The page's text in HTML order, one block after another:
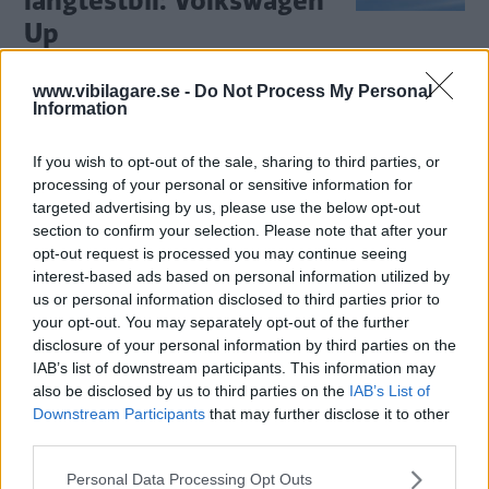
www.vibilagare.se - Do Not Process My Personal
Information
If you wish to opt-out of the sale, sharing to third parties, or
processing of your personal or sensitive information for
targeted advertising by us, please use the below opt-out
section to confirm your selection. Please note that after your
opt-out request is processed you may continue seeing
interest-based ads based on personal information utilized by
us or personal information disclosed to third parties prior to
your opt-out. You may separately opt-out of the further
disclosure of your personal information by third parties on the
IAB’s list of downstream participants. This information may
also be disclosed by us to third parties on the IAB’s List of
Downstream Participants that may further disclose it to other
Please note that this website/app uses one or more Google
Personal Data Processing Opt Outs
Up
Volkswagen Up var en Vi Bilägares
långtestbilar under 2012. Det är en smart såväl som rolig
liten bil, med några irriterande detaljer.
7 kommentarer Gasa (38) Bromsa (20)
Volkswagen Up är Årets
smartaste bil
NYHETER 15 november 2012 Motormännens tidning har utsett
Volkswagen Up till Årets smartaste bil, med motiveringen
att den sätter en ny klasstandard.
36 kommentarer Gasa (3) Bromsa (1)
Volkswagen Eco Up och